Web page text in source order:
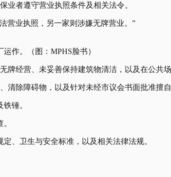
业者遵守营业执照条件及相关法令。
营业执照，另一家则涉嫌无牌营业。”
作。（图：MPHS脸书）
经营、未妥善保持建筑物清洁，以及在公共
清除障碍物，以及针对未经市议会书面批准擅
锤。
、卫生与安全标准，以及相关法律法规。